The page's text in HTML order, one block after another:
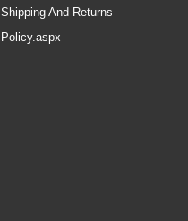
Shipping And Returns
Policy.aspx